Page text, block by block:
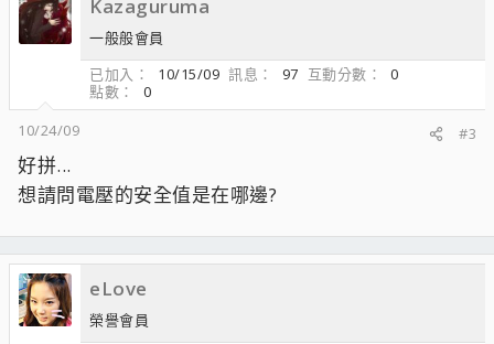
Kazaguruma
一般般會員
已加入
10/15/09 訊息 97 互動分數
0
點數
0
10/24/09
#3
好拼...
想請問電壓的安全值是在哪邊?
eLove
榮譽會員